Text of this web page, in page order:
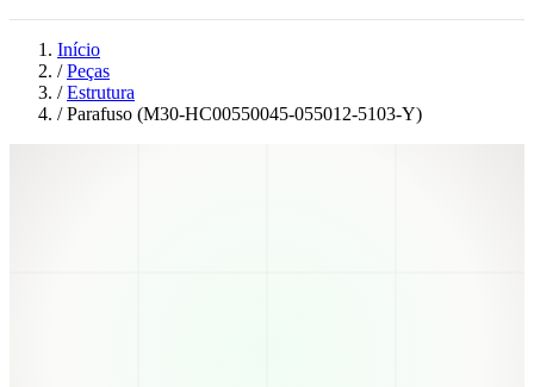
Início
/ Peças
/ Estrutura
/ Parafuso (M30-HC00550045-055012-5103-Y)